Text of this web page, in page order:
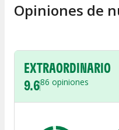
Opiniones de
EXTRAORDINARIO
9.686 opiniones